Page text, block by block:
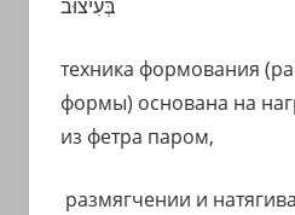
техника формования
формы) основана на
из фетра паром,
размягчении и